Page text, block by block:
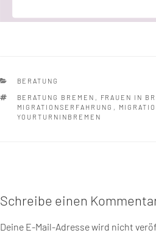
KATEGORIEN
BERATUNG
SCHLAGWÖRTER
BERATUNG BREMEN , FRAUEN IN
MIGRATIONSERFAHRUNG ,
YOURTURNINBREMEN
Schreibe einen
Deine E-Mail-Adresse wird nicht